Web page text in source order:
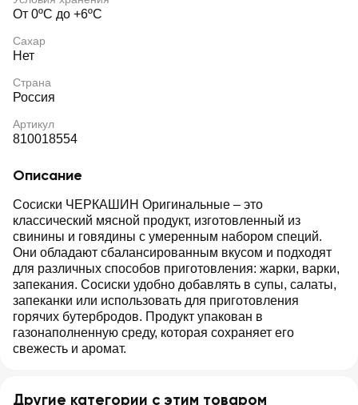
От 0ºC до +6ºC
Сахар
Нет
Страна
Россия
Артикул
810018554
Описание
Сосиски ЧЕРКАШИН Оригинальные – это
классический мясной продукт, изготовленный из
свинины и говядины с умеренным набором специй.
Они обладают сбалансированным вкусом и подходят
для различных способов приготовления: жарки, варки,
запекания. Сосиски удобно добавлять в супы, салаты,
запеканки или использовать для приготовления
горячих бутербродов. Продукт упакован в
газонаполненную среду, которая сохраняет его
свежесть и аромат.
Другие категории с этим товаром